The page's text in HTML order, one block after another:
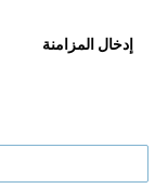
إدخال المزامنة